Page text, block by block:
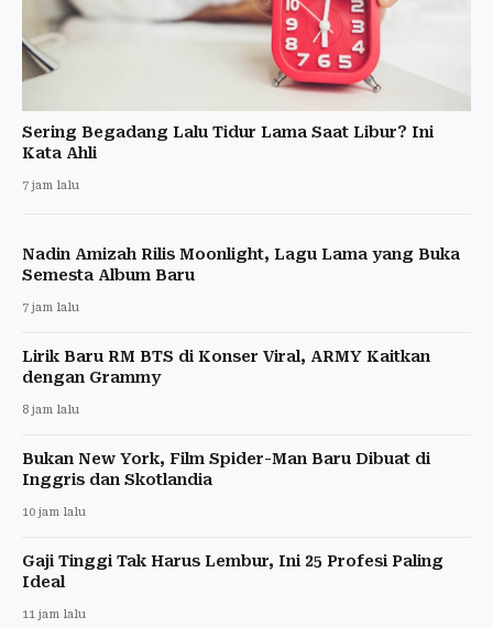
Sering Begadang Lalu Tidur Lama Saat Libur? Ini
Kata Ahli
7 jam lalu
Nadin Amizah Rilis Moonlight, Lagu Lama yang Buka
Semesta Album Baru
7 jam lalu
Lirik Baru RM BTS di Konser Viral, ARMY Kaitkan
dengan Grammy
8 jam lalu
Bukan New York, Film Spider-Man Baru Dibuat di
Inggris dan Skotlandia
10 jam lalu
Gaji Tinggi Tak Harus Lembur, Ini 25 Profesi Paling
Ideal
11 jam lalu